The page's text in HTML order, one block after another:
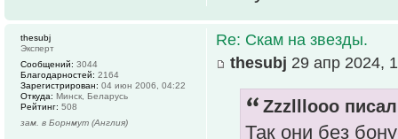
Re: Скам на звезды.
thesubj 29 апр 2024,
Zzzlllooo
Так они без
thesubj
Эксперт
Сообщений: 3044
Благодарностей: 2164
Зарегистрирован: 04 июн 2006, 04:22
Откуда: Минск, Беларусь
Рейтинг: 508
зам. в Борнмут (Англия)